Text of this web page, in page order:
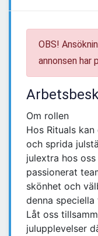
OBS!
annonsen har
Om rollen
Hos Rituals
och sprida
julextra hos
passionerat
skönhet och
denna
Låt oss
julupplevelser